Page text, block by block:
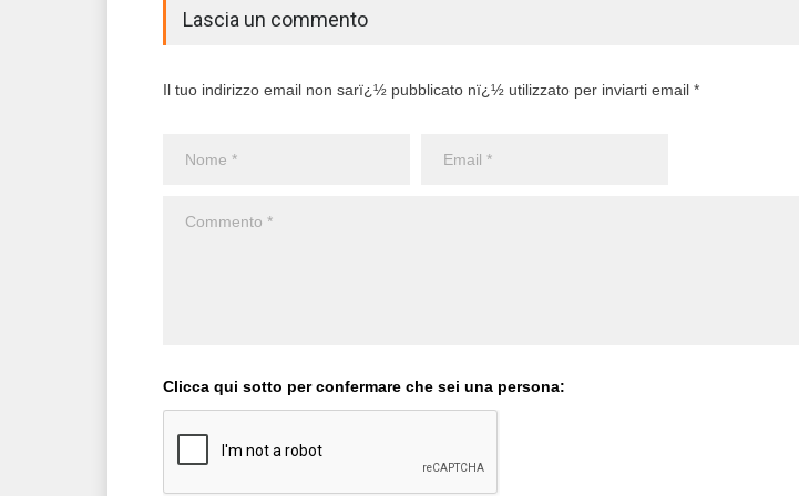
Lascia un commento
Il tuo indirizzo email non sarï¿½ pubblicato nï¿½ utilizzato per inviarti email *
Clicca qui sotto per confermare che sei una persona: